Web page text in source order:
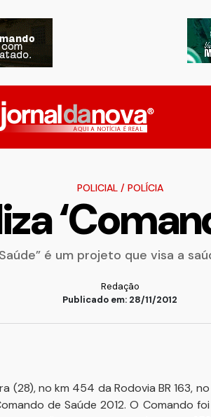
POLICIAL/ POLÍCIA
é um projeto que visa a
Redação
Publicado em: 28/11/2012
(28), no km 454 da Rodovia BR 163,
de Saúde 2012. O Comando